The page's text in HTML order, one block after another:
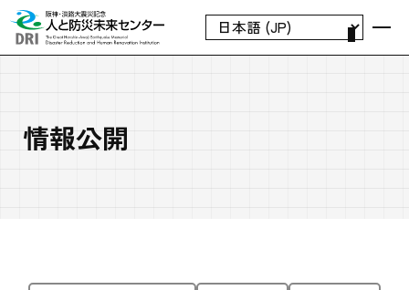
情報公開